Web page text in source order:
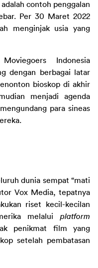
contoh penggalan
Per 30 Maret 2022
menginjak usia yang
Indonesia
dengan berbagai latar
bioskop di akhir
menjadi agenda
para sineas
dunia sempat “mati
Vox Media, tepatnya
riset kecil-kecilan
melalui
penikmat film yang
setelah pembatasan